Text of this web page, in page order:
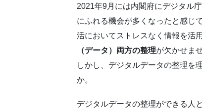
2021年9月には内閣府にデジタル
にふれる機会が多くなったと感じ
活においてストレスなく情報を活
（データ）両方の整理が欠かせま
しかし、デジタルデータの整理を
か。
デジタルデータの整理ができる人